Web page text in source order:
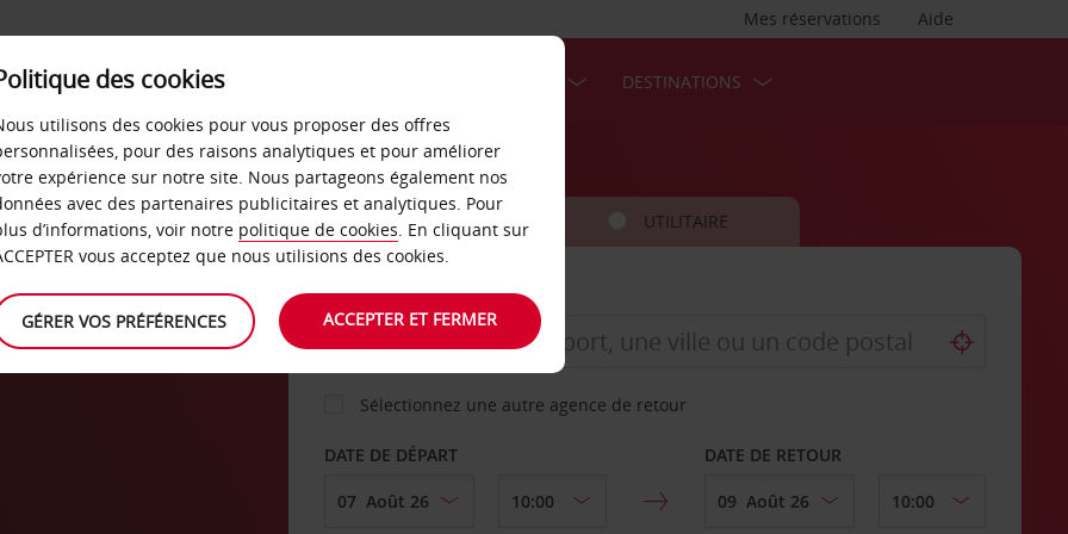
Aide
Mes réservations
LIBRE-SERVICE DESTINATIONS
VOITURE UTILITAIRE
AGENCE DE DÉPART
Sélectionnez une autre agence de retour
DATE DE DÉPART DATE DE RETOUR
des cookies
utilisons des cookies pour vous proposer des offres
pour des raisons analytiques et pour améliorer
expérience sur notre site. Nous partageons également nos
avec des partenaires publicitaires et analytiques. Pour
d’informations, voir notre politique de cookies. En cliquant sur
vous acceptez que nous utilisions des cookies.
GÉRER VOS PRÉFÉRENCES ACCEPTER ET FERMER